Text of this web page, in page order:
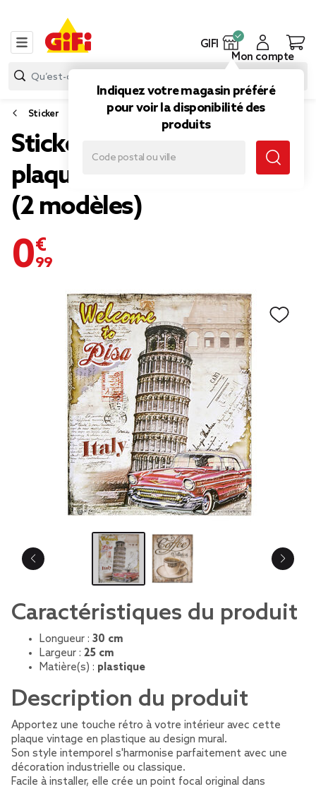
GIFI
Indiquez votre magasin préféré
pour voir la disponibilité des
produits
Mon compte
Sticker
Sticker mural plastique
plaque vintage 25x30cm
(2 modèles)
0,99 €
Caractéristiques du produit
Longueur : 30 cm
Largeur : 25 cm
Matière(s) : plastique
Description du produit
Apportez une touche rétro à votre intérieur avec cette
plaque vintage en plastique au design mural.
Son style intemporel s'harmonise parfaitement avec une
décoration industrielle ou classique.
Facile à installer, elle crée un point focal original dans